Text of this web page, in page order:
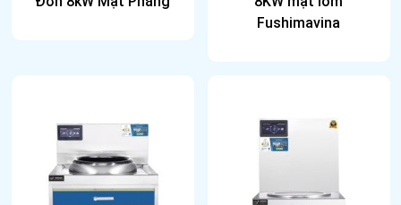
Fushimavina